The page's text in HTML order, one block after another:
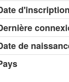
d'inscription
de